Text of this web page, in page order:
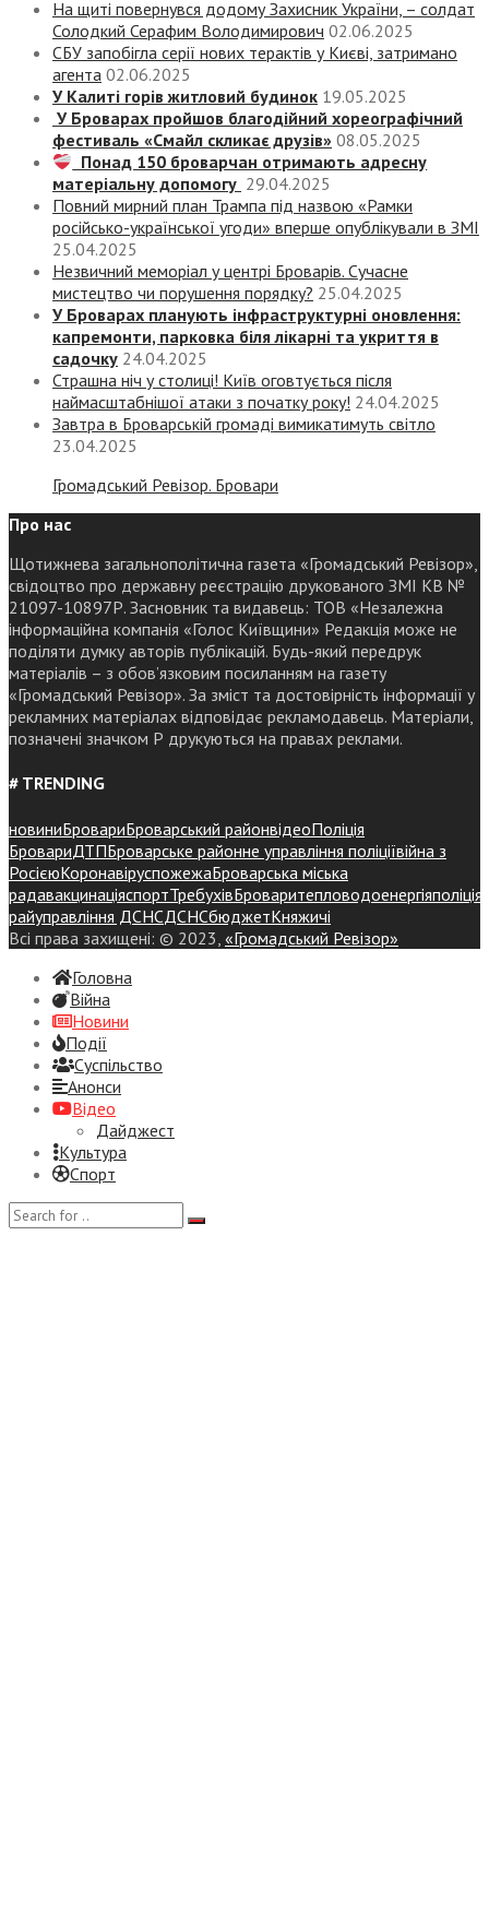
На щиті повернувся додому Захисник України, – солдат
Солодкий Серафим Володимирович 02.06.2025
СБУ запобігла серії нових терактів у Києві, затримано
агента 02.06.2025
У Калиті горів житловий будинок 19.05.2025
У Броварах пройшов благодійний хореографічний
фестиваль «Смайл скликає друзів» 08.05.2025
Понад 150 броварчан отримають адресну
матеріальну допомогу 29.04.2025
Повний мирний план Трампа під назвою «‎Рамки
російсько-української угоди» вперше опублікували в ЗМІ
25.04.2025
Незвичний меморіал у центрі Броварів. Сучасне
мистецтво чи порушення порядку? 25.04.2025
У Броварах планують інфраструктурні оновлення:
капремонти, парковка біля лікарні та укриття в
садочку 24.04.2025
Страшна ніч у столиці! Київ оговтується після
наймасштабнішої атаки з початку року! 24.04.2025
Завтра в Броварській громаді вимикатимуть світло
23.04.2025
Громадський Ревізор. Бровари
Про нас
Щотижнева загальнополітична газета «Громадський Ревізор»,
свідоцтво про державну реєстрацію друкованого ЗМІ КВ №
21097-10897Р. Засновник та видавець: ТОВ «Незалежна
інформаційна компанія «Голос Київщини» Редакція може не
поділяти думку авторів публікацій. Будь-який передрук
матеріалів – з обов’язковим посиланням на газету
«Громадський Ревізор». За зміст та достовірність інформації у
рекламних матеріалах відповідає рекламодавець. Матеріали,
позначені значком Р друкуються на правах реклами.
# TRENDING
новиниБровариБроварський районвідеоПоліція
БровариДТПБроварське районне управління поліціївійна з
РосієюКоронавіруспожежаБроварська міська
радавакцинаціяспортТребухівБроваритепловодоенергіяполіція
райуправління ДСНСДСНСбюджетКняжичі
Всі права захищені: © 2023, «Громадський Ревізор»
Головна
Війна
Новини
Події
Суспiльство
Анонси
Відео
Дайджест
Культура
Спорт